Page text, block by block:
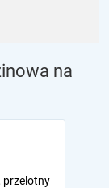
na
przelotny